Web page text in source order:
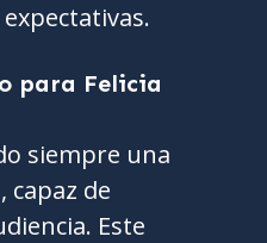
para Felicia
siempre una
capaz de
Este